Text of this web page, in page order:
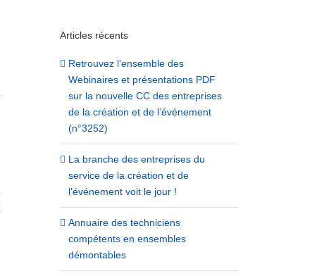
Articles récents
Retrouvez l’ensemble des
Webinaires et présentations PDF
sur la nouvelle CC des entreprises
de la création et de l’événement
(n°3252)
La branche des entreprises du
service de la création et de
l’événement voit le jour !
Annuaire des techniciens
compétents en ensembles
démontables